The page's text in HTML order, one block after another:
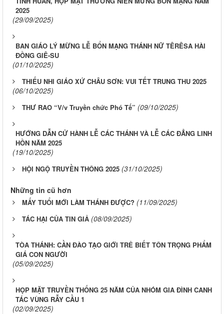
2025
(29/09/2025)
BAN GIÁO LÝ MỪNG LỄ BỔN MẠNG THÁNH NỮ TÊRÊSA HÀI
ĐỒNG GIÊ-SU
(01/10/2025)
THIẾU NHI GIÁO XỨ CHÂU SƠN: VUI TẾT TRUNG THU 2025
(06/10/2025)
THƯ RAO “V/v Truyền chức Phó Tế” (09/10/2025)
HƯỚNG DẪN CỬ HÀNH LỄ CÁC THÁNH VÀ LỄ CÁC ĐẲNG LINH
HỒN NĂM 2025
(19/10/2025)
HỘI NGỘ TRUYỀN THÔNG 2025 (31/10/2025)
Những tin cũ hơn
MẤY TUỔI MỚI LÀM THÁNH ĐƯỢC? (11/09/2025)
TÁC HẠI CỦA TIN GIẢ (08/09/2025)
TÒA THÁNH: CẦN ĐÀO TẠO GIỚI TRẺ BIẾT TÔN TRỌNG PHẨM
GIÁ CON NGƯỜI
(05/09/2025)
HỌP MẶT TRUYỀN THỐNG 25 NĂM CỦA NHÓM GIA ĐÌNH CANH
TÁC VÙNG RẪY CẦU 1
(02/09/2025)